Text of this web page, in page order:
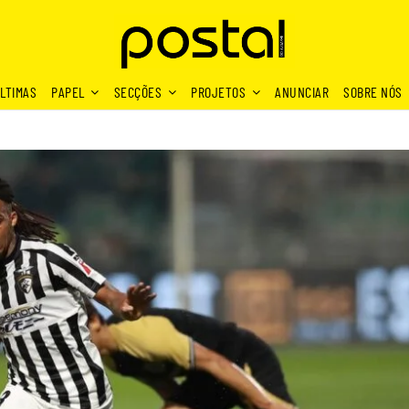
PAPEL SECÇÕES PROJETOS ANUNCIAR SOBRE NÓS